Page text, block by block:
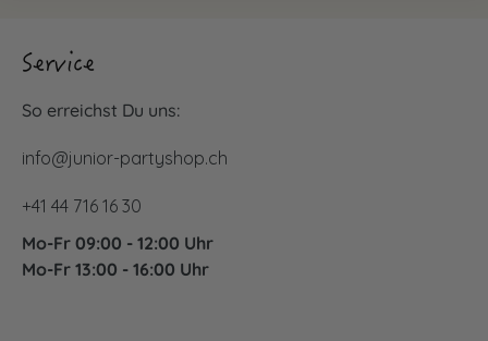
Service
So erreichst Du uns:
info@junior-partyshop.ch
+41 44 716 16 30
Mo-Fr 09:00 - 12:00 Uhr
Mo-Fr 13:00 - 16:00 Uhr